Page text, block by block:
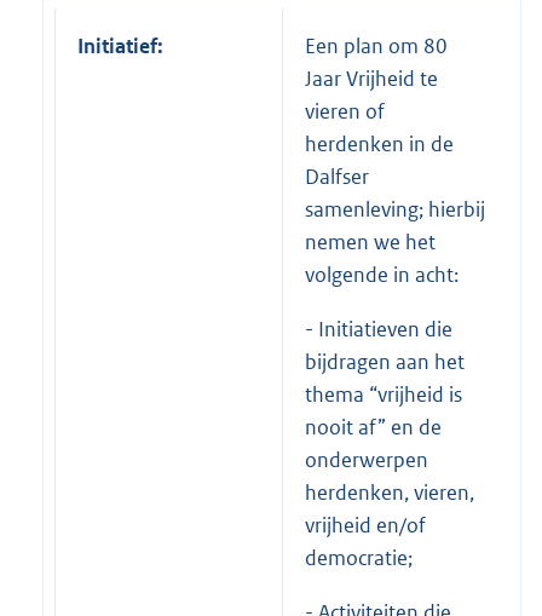
Initiatief:
Een plan om 80
Jaar Vrijheid te
vieren of
herdenken in de
Dalfser
samenleving; hierbij
nemen we het
volgende in acht:
- Initiatieven die
bijdragen aan het
thema “vrijheid is
nooit af” en de
onderwerpen
herdenken, vieren,
vrijheid en/of
democratie;